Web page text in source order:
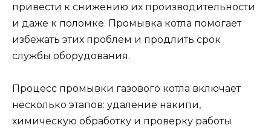
привести к снижению их производительности
и даже к поломке. Промывка котла помогает
избежать этих проблем и продлить срок
службы оборудования.
Процесс промывки газового котла включает
несколько этапов: удаление накипи,
химическую обработку и проверку работы